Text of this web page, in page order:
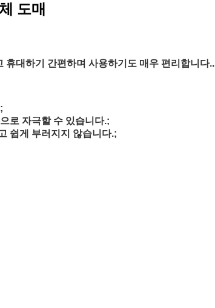
도매
휴대하기 간편하며 사용하기도 매우 편리합니다..
;
로 자극할 수 있습니다.;
쉽게 부러지지 않습니다.;